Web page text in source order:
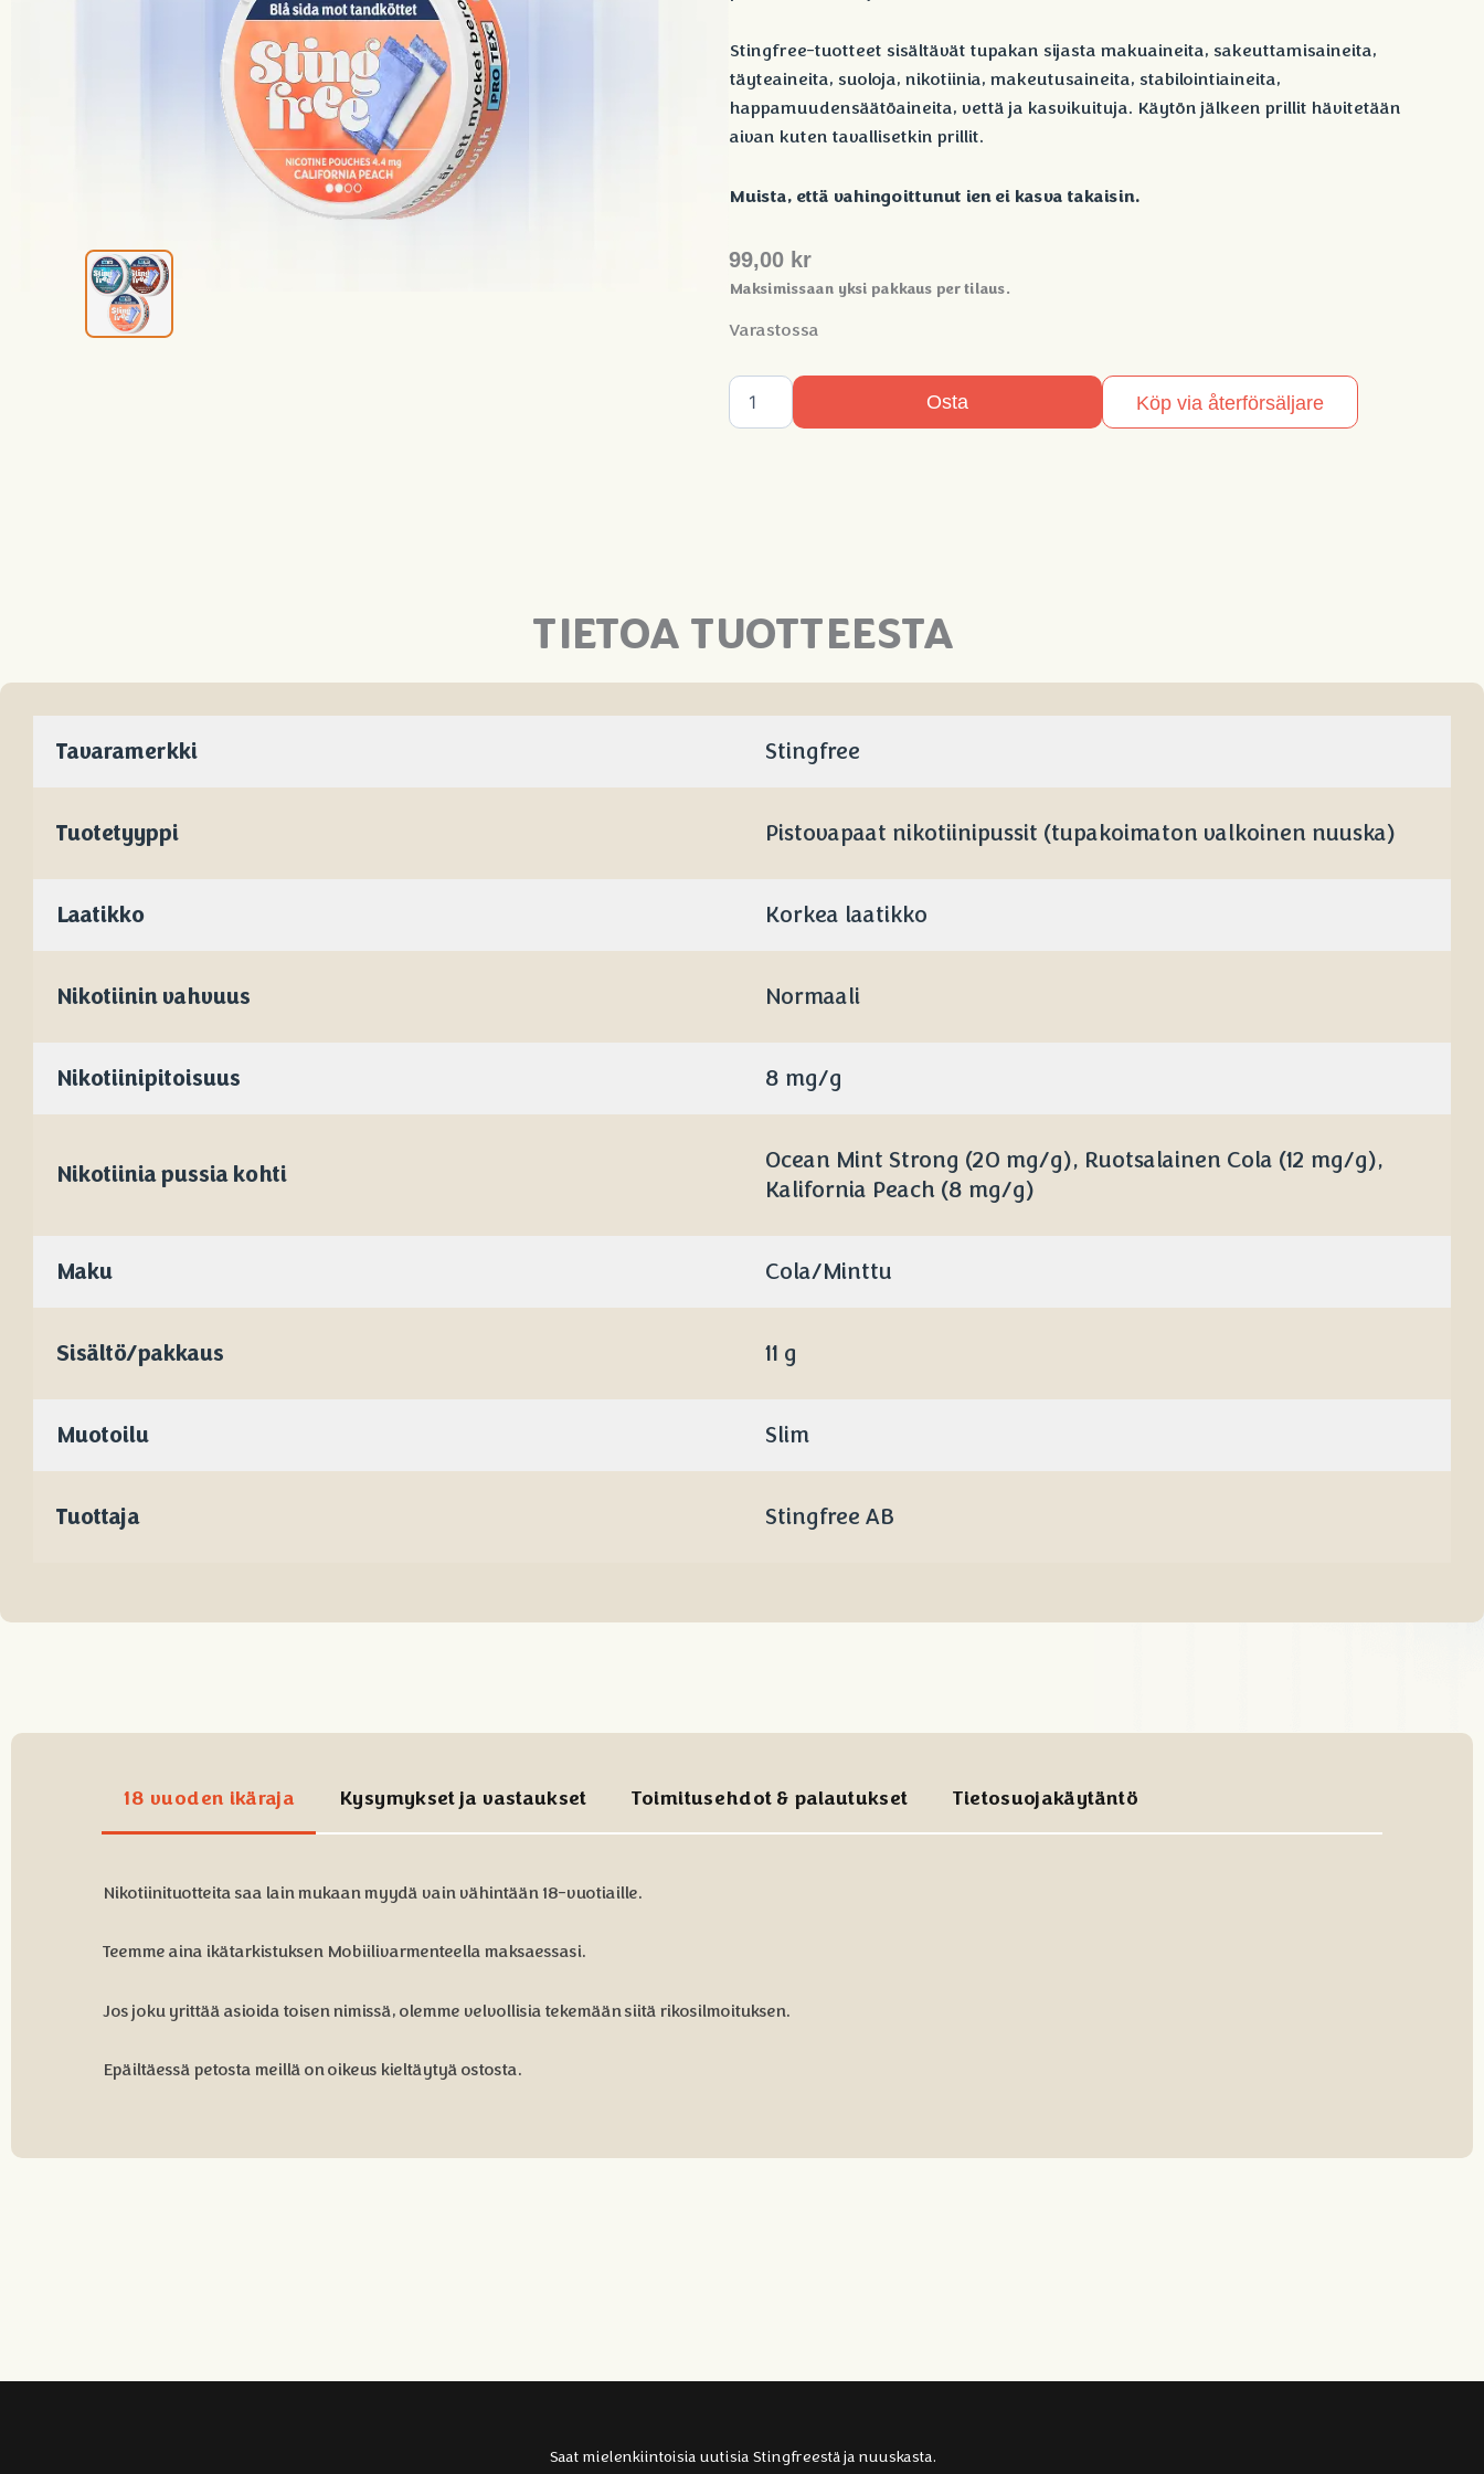
Stingfree-tuotteet sisältävät tupakan sijasta makuaineita, sakeuttamisaineita,
täyteaineita, suoloja, nikotiinia, makeutusaineita, stabilointiaineita,
happamuudensäätöaineita, vettä ja kasvikuituja. Käytön jälkeen prillit hävitetään
aivan kuten tavallisetkin prillit.
Muista, että vahingoittunut ien ei kasva takaisin.
99,00 kr
Maksimissaan yksi pakkaus per tilaus.
Varastossa
Stingfree
3
Osta Köp via återförsäljare
TIETOA TUOTTEESTA
Tavaramerkki Stingfree
Tuotetyyppi Pistovapaat nikotiinipussit (tupakoimaton valkoinen nuuska)
Laatikko Korkea laatikko
Nikotiinin vahvuus Normaali
Nikotiinipitoisuus 8 mg/g
Nikotiinia pussia kohti
Ocean Mint Strong (20 mg/g), Ruotsalainen Cola (12 mg/g),
Kalifornia Peach (8 mg/g)
Maku Cola/Minttu
Sisältö/pakkaus 11 g
Muotoilu Slim
Tuottaja Stingfree AB
18 vuoden ikäraja Kysymykset ja vastaukset Toimitusehdot & palautukset Tietosuojakäytäntö
Nikotiinituotteita saa lain mukaan myydä vain vähintään 18-vuotiaille.
Teemme aina ikätarkistuksen Mobiilivarmenteella maksaessasi.
Jos joku yrittää asioida toisen nimissä, olemme velvollisia tekemään siitä rikosilmoituksen.
Epäiltäessä petosta meillä on oikeus kieltäytyä ostosta.
Saat mielenkiintoisia uutisia Stingfreestä ja nuuskasta.